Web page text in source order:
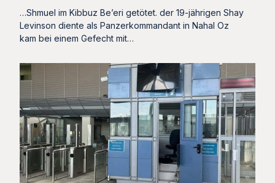
…Shmuel im Kibbuz Be’eri getötet. der 19-jährigen Shay
Levinson diente als Panzerkommandant in Nahal Oz
kam bei einem Gefecht mit…